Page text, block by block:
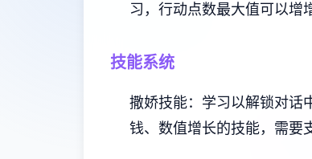
习，行动点数最大值可以增
技能系统
撒娇技能：学习以解锁对话
钱、数值增长的技能，需要